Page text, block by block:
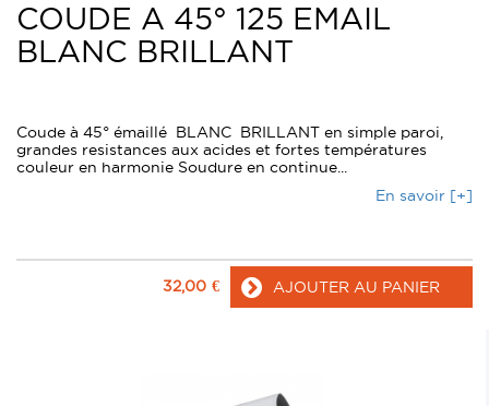
COUDE A 45° 125 EMAIL
BLANC BRILLANT
Coude à 45° émaillé BLANC BRILLANT en simple paroi,
grandes resistances aux acides et fortes températures
couleur en harmonie Soudure en continue...
En savoir [+]
32,00 € AJOUTER AU PANIER